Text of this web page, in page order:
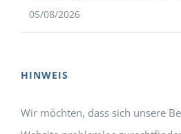
05/08/2026
HINWEIS
Wir möchten, dass sich unsere